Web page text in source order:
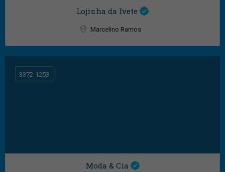
Lojinha da Ivete
Marcelino Ramos
Moda & Cia
3372-1253